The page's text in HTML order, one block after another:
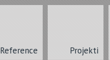
Reference Projekti